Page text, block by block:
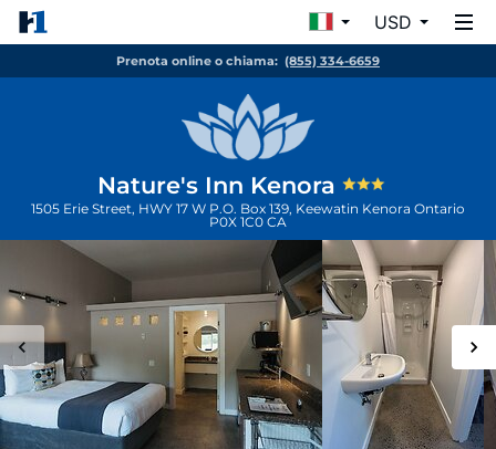
USD
Prenota online o chiama: (855) 334-6659
Nature's Inn Kenora
1505 Erie Street, HWY 17 W P.O. Box 139, Keewatin Kenora Ontario
P0X 1C0 CA